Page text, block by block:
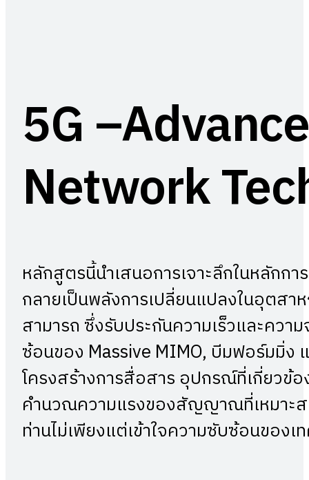
5G
Network
หลักสูตรนี้นำเสนอการเจาะลึกในหลักก
กลายเป็นพลังการเปลี่ยนแปลงในอุตส
สามารถ ซึ่งรับประกันความเร็วและควา
ซ้อนของ Massive MIMO, บีมฟอร์มมิ่ง
โครงสร้างการสื่อสาร อุปกรณ์ที่เกี่ยวข้
คำนวณความแรงของสัญญาณที่เหมาะส
ท่านไม่เพียงแต่เข้าใจความซับซ้อนของเ